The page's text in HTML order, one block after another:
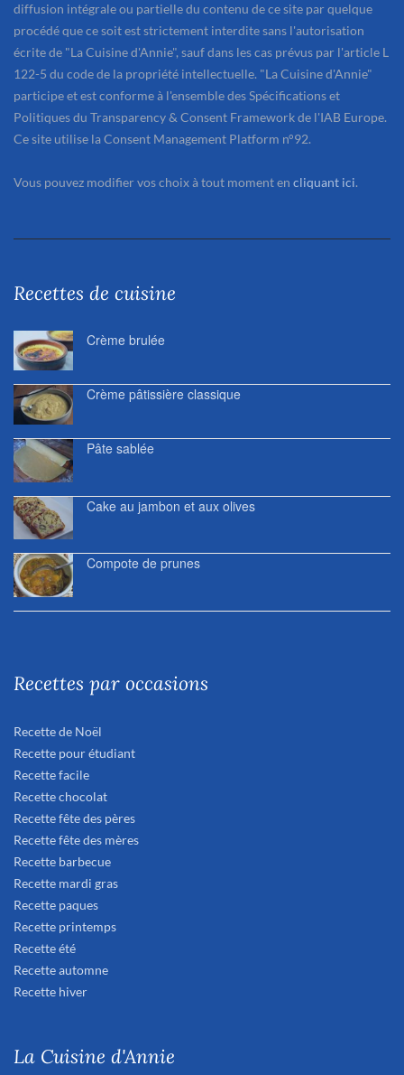
diffusion intégrale ou partielle du contenu de ce site par quelque
procédé que ce soit est strictement interdite sans l'autorisation
écrite de "La Cuisine d'Annie", sauf dans les cas prévus par l'article L
122-5 du code de la propriété intellectuelle. "La Cuisine d'Annie"
participe et est conforme à l'ensemble des Spécifications et
Politiques du Transparency & Consent Framework de l'IAB Europe.
Ce site utilise la Consent Management Platform n°92.
Vous pouvez modifier vos choix à tout moment en cliquant ici.
Recettes de cuisine
Crème brulée
Crème pâtissière classique
Pâte sablée
Cake au jambon et aux olives
Compote de prunes
Recettes par occasions
Recette de Noël
Recette pour étudiant
Recette facile
Recette chocolat
Recette fête des pères
Recette fête des mères
Recette barbecue
Recette mardi gras
Recette paques
Recette printemps
Recette été
Recette automne
Recette hiver
La Cuisine d'Annie